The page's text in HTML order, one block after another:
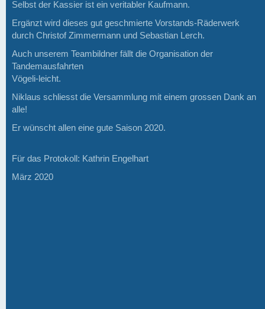
Selbst der Kassier ist ein veritabler Kaufmann.
Ergänzt wird dieses gut geschmierte Vorstands-Räderwerk
durch Christof Zimmermann und Sebastian Lerch.
Auch unserem Teambildner fällt die Organisation der
Tandemausfahrten
Vögeli-leicht.
Niklaus schliesst die Versammlung mit einem grossen Dank an
alle!
Er wünscht allen eine gute Saison 2020.
Für das Protokoll: Kathrin Engelhart
März 2020